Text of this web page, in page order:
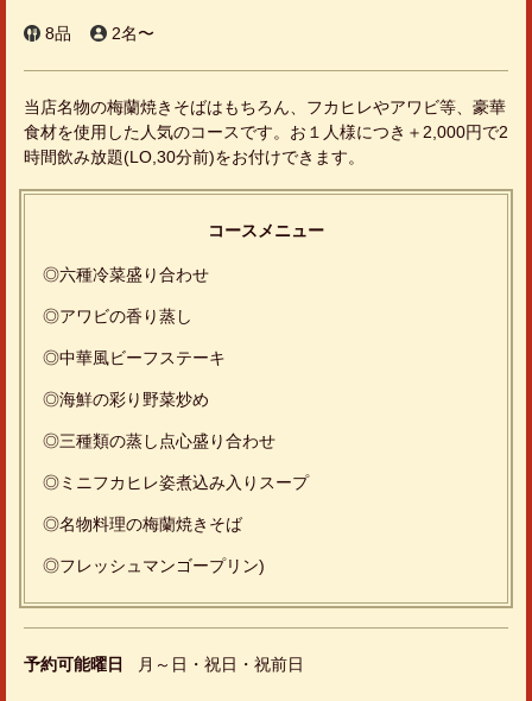
8品 2名〜
当店名物の梅蘭焼きそばはもちろん、フカヒレやアワビ等、豪華
食材を使用した人気のコースです。お１人様につき＋2,000円で2
時間飲み放題(LO,30分前)をお付けできます。
コースメニュー
◎六種冷菜盛り合わせ
◎アワビの香り蒸し
◎中華風ビーフステーキ
◎海鮮の彩り野菜炒め
◎三種類の蒸し点心盛り合わせ
◎ミニフカヒレ姿煮込み入りスープ
◎名物料理の梅蘭焼きそば
◎フレッシュマンゴープリン)
予約可能曜日 月～日・祝日・祝前日
この店舗情報をシェアする
『春蘭(しゅんらん)』全８品 7000円 ◆ アワビ、海鮮の炒
め、牛肉のステーキ等 本場満喫コース! | 梅蘭 MARK IS み
なとみらい店
神奈川県横浜市西区みなとみらい３-5-1 MARK IS みなとみらい4F
https://bairan-markisminatomirai.owst.jp/courses/193081824
お店情報をコピー